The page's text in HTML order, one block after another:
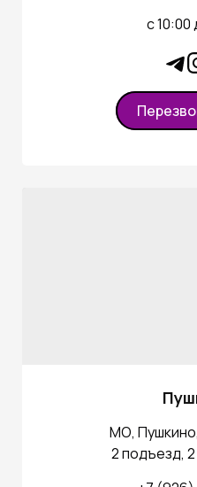
с 10:00
МО,
2 подъезд,